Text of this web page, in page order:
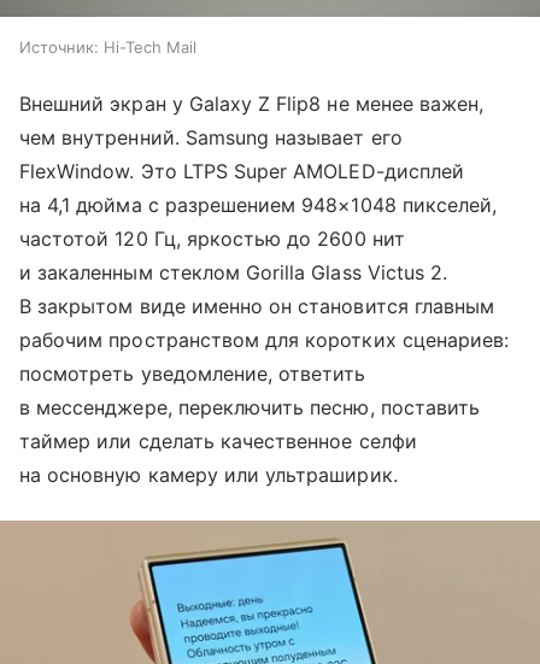
Источник: Hi-Tech Mail
Внешний экран у Galaxy Z Flip8 не менее важен,
чем внутренний. Samsung называет его
FlexWindow. Это LTPS Super AMOLED-дисплей
на 4,1 дюйма с разрешением 948×1048 пикселей,
частотой 120 Гц, яркостью до 2600 нит
и закаленным стеклом Gorilla Glass Victus 2.
В закрытом виде именно он становится главным
рабочим пространством для коротких сценариев:
посмотреть уведомление, ответить
в мессенджере, переключить песню, поставить
таймер или сделать качественное селфи
на основную камеру или ультраширик.